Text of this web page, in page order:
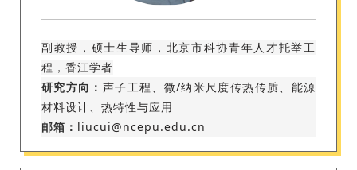
副教授，硕士生导师，北京市科协青年人才托举工
程，香江学者
研究方向： 声子工程、微/纳米尺度传热传质、能源
材料设计、热特性与应用
邮箱： liucui@ncepu.edu.cn